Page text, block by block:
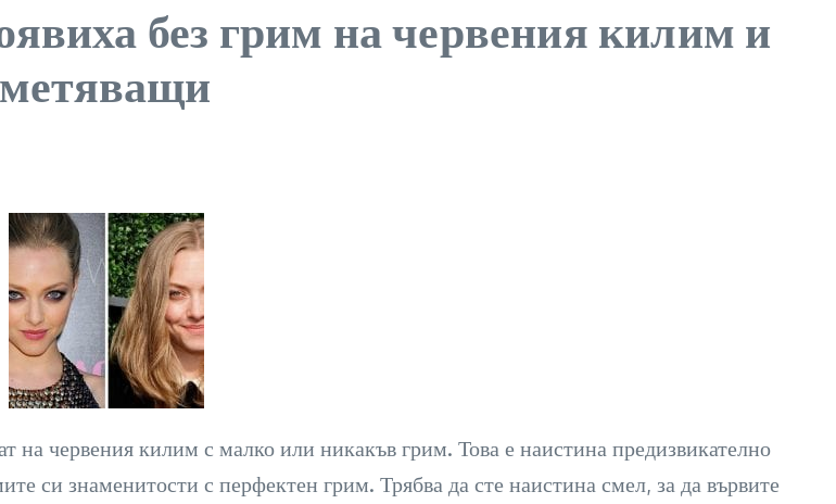
без грим на червения килим и
на червения килим с малко или никакъв грим. Това е наистина предизвикателно
си знаменитости с перфектен грим. Трябва да сте наистина смел, за да вървите